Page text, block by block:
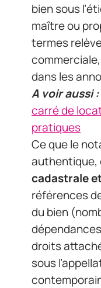
bien sous
maître ou
termes
dans les
A voir aussi :
carré de
pratiques
Ce que le
authentique,
cadastrale
références
du bien
droits
sous